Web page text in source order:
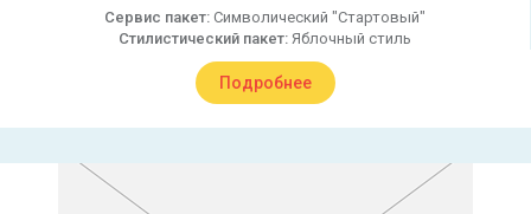
Сервис пакет: Символический "Стартовый"
Стилистический пакет: Яблочный стиль
Подробнее